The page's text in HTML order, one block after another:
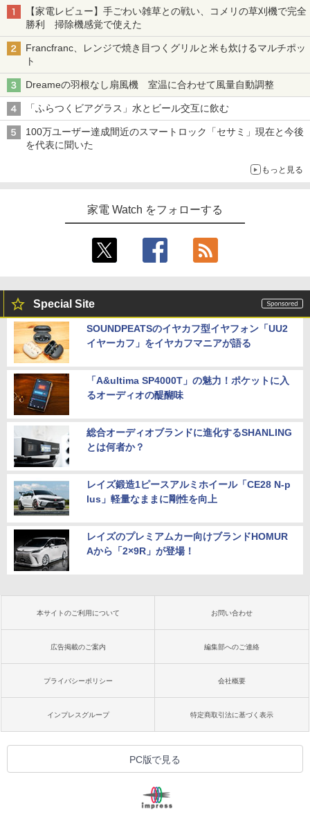
【家電レビュー】手ごわい雑草との戦い、コメリの草刈機で完全
勝利 掃除機感覚で使えた
Francfranc、レンジで焼き目つくグリルと米も炊けるマルチポッ
ト
Dreameの羽根なし扇風機 室温に合わせて風量自動調整
「ふらつくビアグラス」水とビール交互に飲む
100万ユーザー達成間近のスマートロック「セサミ」現在と今後
を代表に聞いた
もっと見る
家電 Watch をフォローする
Special Site
SOUNDPEATSのイヤカフ型イヤフォン「UU2
イヤーカフ」をイヤカフマニアが語る
「A&ultima SP4000T」の魅力！ポケットに入
るオーディオの醍醐味
総合オーディオブランドに進化するSHANLING
とは何者か？
レイズ鍛造1ピースアルミホイール「CE28 N-p
lus」軽量なままに剛性を向上
レイズのプレミアムカー向けブランドHOMUR
Aから「2×9R」が登場！
本サイトのご利用について お問い合わせ
広告掲載のご案内 編集部へのご連絡
プライバシーポリシー 会社概要
インプレスグループ 特定商取引法に基づく表示
PC版で見る